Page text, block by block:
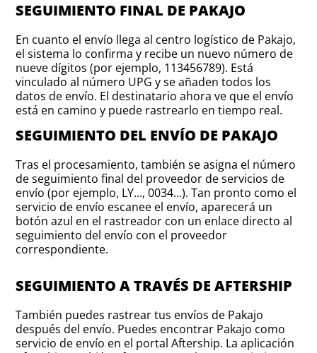
SEGUIMIENTO FINAL DE PAKAJO
En cuanto el envío llega al centro logístico de Pakajo,
el sistema lo confirma y recibe un nuevo número de
nueve dígitos (por ejemplo, 113456789). Está
vinculado al número UPG y se añaden todos los
datos de envío. El destinatario ahora ve que el envío
está en camino y puede rastrearlo en tiempo real.
SEGUIMIENTO DEL ENVÍO DE PAKAJO
Tras el procesamiento, también se asigna el número
de seguimiento final del proveedor de servicios de
envío (por ejemplo, LY..., 0034...). Tan pronto como el
servicio de envío escanee el envío, aparecerá un
botón azul en el rastreador con un enlace directo al
seguimiento del envío con el proveedor
correspondiente.
SEGUIMIENTO A TRAVÉS DE AFTERSHIP
También puedes rastrear tus envíos de Pakajo
después del envío. Puedes encontrar Pakajo como
servicio de envío en el portal Aftership. La aplicación